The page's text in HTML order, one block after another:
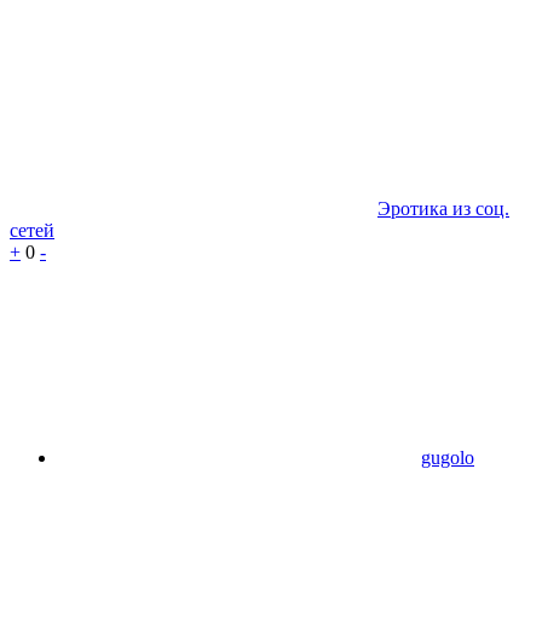
Эротика из соц.
сетей
+ 0 -
gugolo